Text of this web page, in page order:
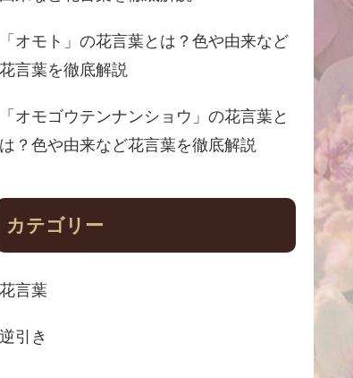
「オモト」の花言葉とは？色や由来など
花言葉を徹底解説
「オモゴウテンナンショウ」の花言葉と
は？色や由来など花言葉を徹底解説
カテゴリー
花言葉
逆引き